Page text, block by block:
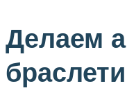
Делаем